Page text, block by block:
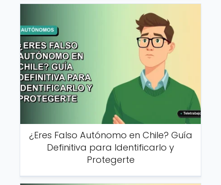
¿Eres Falso Autónomo en Chile? Guía
Definitiva para Identificarlo y
Protegerte